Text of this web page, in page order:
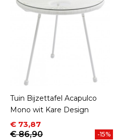
Tuin Bijzettafel Acapulco
Mono wit Kare Design
Prijs
€ 73,87
Normale prijs
€ 86,90
-15%